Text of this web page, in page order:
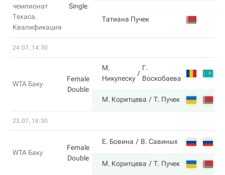
чемпионат
Техаса.
Квалификация
Single
Татиана Пучек
24.07, 14:30
WTA Баку
Female
Double
М.
Никулеску
Г.
Воскобаева
М. Коритцева Т. Пучек
23.07, 18:30
WTA Баку
Female
Double
Е. Бовина В. Савиных
М. Коритцева Т. Пучек